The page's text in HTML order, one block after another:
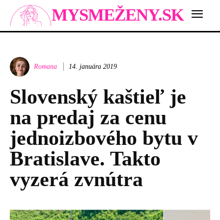
MYSMEŽENY.SK
Romana 14. januára 2019
Slovenský kaštieľ je
na predaj za cenu
jednoizbového bytu v
Bratislave. Takto
vyzerá zvnútra